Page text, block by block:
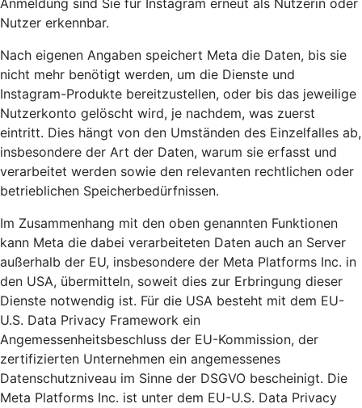
Anmeldung sind Sie für Instagram erneut als Nutzerin oder
Nutzer erkennbar.
Nach eigenen Angaben speichert Meta die Daten, bis sie
nicht mehr benötigt werden, um die Dienste und
Instagram-Produkte bereitzustellen, oder bis das jeweilige
Nutzerkonto gelöscht wird, je nachdem, was zuerst
eintritt. Dies hängt von den Umständen des Einzelfalles ab,
insbesondere der Art der Daten, warum sie erfasst und
verarbeitet werden sowie den relevanten rechtlichen oder
betrieblichen Speicherbedürfnissen.
Im Zusammenhang mit den oben genannten Funktionen
kann Meta die dabei verarbeiteten Daten auch an Server
außerhalb der EU, insbesondere der Meta Platforms Inc. in
den USA, übermitteln, soweit dies zur Erbringung dieser
Dienste notwendig ist. Für die USA besteht mit dem EU-
U.S. Data Privacy Framework ein
Angemessenheitsbeschluss der EU-Kommission, der
zertifizierten Unternehmen ein angemessenes
Datenschutzniveau im Sinne der DSGVO bescheinigt. Die
Meta Platforms Inc. ist unter dem EU-U.S. Data Privacy